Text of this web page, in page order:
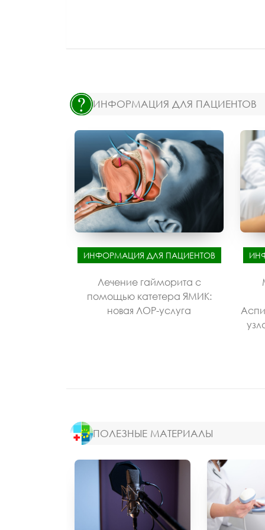
ИНФОРМАЦИЯ ДЛЯ ПАЦИЕНТОВ
ИНФОРМАЦИЯ ДЛЯ ПАЦИЕНТОВ
Лечение гайморита с
помощью катетера ЯМИК:
новая ЛОР-услуга
ПОЛЕЗНЫЕ МАТЕРИАЛЫ